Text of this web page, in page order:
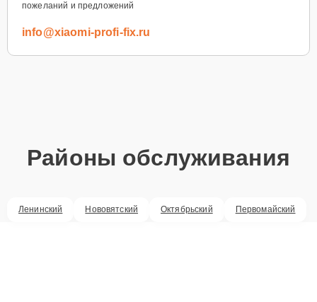
пожеланий и предложений
info@xiaomi-profi-fix.ru
Районы обслуживания
Ленинский Нововятский Октябрьский Первомайский